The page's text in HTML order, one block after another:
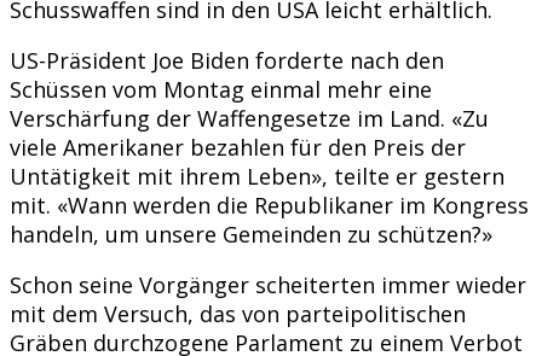
Schusswaffen sind in den USA leicht erhältlich.
US-Präsident Joe Biden forderte nach den
Schüssen vom Montag einmal mehr eine
Verschärfung der Waffengesetze im Land. «Zu
viele Amerikaner bezahlen für den Preis der
Untätigkeit mit ihrem Leben», teilte er gestern
mit. «Wann werden die Republikaner im Kongress
handeln, um unsere Gemeinden zu schützen?»
Schon seine Vorgänger scheiterten immer wieder
mit dem Versuch, das von parteipolitischen
Gräben durchzogene Parlament zu einem Verbot